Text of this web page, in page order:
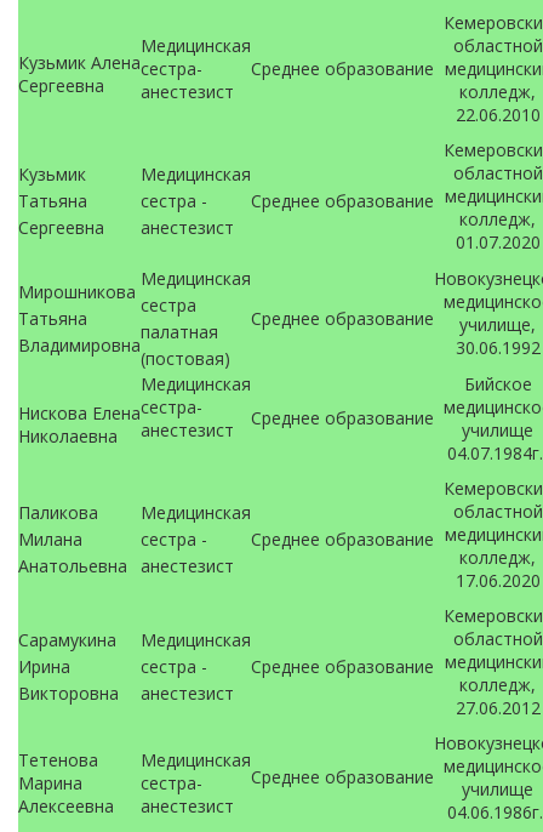
Кузьмик Алена
Сергеевна
Медицинская
сестра-
анестезист
Среднее образование
областной
колледж,
22.06.2010
Кузьмик
Татьяна
Сергеевна
Медицинская
сестра -
анестезист
Среднее образование
областной
колледж,
01.07.2020
Мирошникова
Татьяна
Владимировна
Медицинская
сестра
палатная
(постовая)
Среднее образование
училище,
30.06.1992
Нискова Елена
Николаевна
Медицинская
сестра-
анестезист
Среднее образование
Бийское
училище
Паликова
Милана
Анатольевна
Медицинская
сестра -
анестезист
Среднее образование
областной
колледж,
17.06.2020
Сарамукина
Ирина
Викторовна
Медицинская
сестра -
анестезист
Среднее образование
областной
колледж,
27.06.2012
Тетенова
Марина
Алексеевна
Медицинская
сестра-
анестезист
Среднее образование
училище